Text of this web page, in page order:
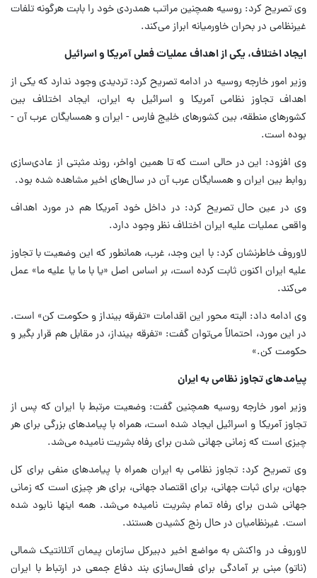
وی تصریح کرد:‌ روسیه همچنین مراتب همدردی خود را بابت هرگونه تلفات
غیرنظامی در بحران خاورمیانه ابراز می‌کند.
ایجاد اختلاف، یکی از اهداف عملیات فعلی آمریکا و اسرائیل
وزیر امور خارجه روسیه در ادامه تصریح کرد:‌ تردیدی وجود ندارد که یکی از
اهداف تجاوز نظامی آمریکا و اسرائیل به ایران، ایجاد اختلاف بین
کشورهای منطقه، بین کشورهای خلیج فارس - ایران و همسایگان عرب آن -
بوده است.
وی افزود: این در حالی است که تا همین اواخر، روند مثبتی از عادی‌سازی
روابط بین ایران و همسایگان عرب آن در سال‌های اخیر مشاهده شده بود.
وی در عین حال تصریح کرد:‌ در داخل خود آمریکا هم در مورد اهداف
واقعی عملیات علیه ایران اختلاف نظر وجود دارد.
لاوروف خاطرنشان کرد:‌ با این وجد، غرب، همانطور که این وضعیت با تجاوز
علیه ایران اکنون ثابت کرده است، بر اساس اصل «یا با ما یا علیه ما» عمل
می‌کند.
وی ادامه داد:‌ البته محور این اقدامات «تفرقه بینداز و حکومت کن» است.
در این مورد، احتمالاً می‌توان گفت: «تفرقه بینداز، در مقابل هم قرار بگیر و
حکومت کن.»
پیامدهای تجاوز نظامی به ایران
وزیر امور خارجه روسیه همچنین گفت:‌ وضعیت مرتبط با ایران که پس از
تجاوز آمریکا و اسرائیل ایجاد شده است، همراه با پیامدهای بزرگی برای هر
چیزی است که زمانی جهانی شدن برای رفاه بشریت نامیده می‌شد.
وی تصریح کرد:‌ تجاوز نظامی به ایران همراه با پیامدهای منفی برای کل
جهان، برای ثبات جهانی، برای اقتصاد جهانی، برای هر چیزی است که زمانی
جهانی شدن برای رفاه تمام بشریت نامیده می‌شد. همه اینها نابود شده
است. غیرنظامیان در حال رنج کشیدن هستند.
لاوروف در واکنش به مواضع اخیر دبیرکل سازمان پیمان آتلانتیک شمالی
(ناتو) مبنی بر آمادگی برای فعال‌سازی بند دفاع جمعی در ارتباط با ایران